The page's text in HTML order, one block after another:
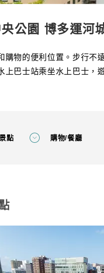
公園 博多運河
購物的便利位置。步行不
上巴士站乘坐水上巴士，
點 購物/餐廳